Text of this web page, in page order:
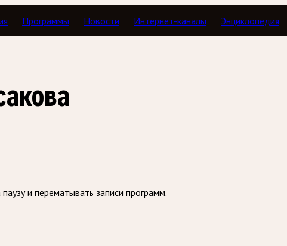
Программы Новости Интернет-каналы Энциклопедия
фраз
паузу и перематывать записи программ.